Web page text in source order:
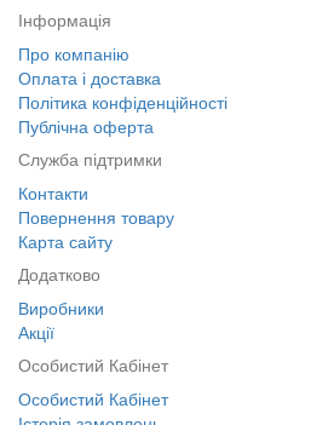
Інформація
Про компанію
Оплата і доставка
Політика конфіденційності
Публічна оферта
Служба підтримки
Контакти
Повернення товару
Карта сайту
Додатково
Виробники
Акції
Особистий Кабінет
Особистий Кабінет